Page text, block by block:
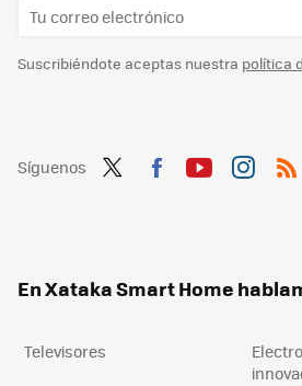
Suscribiéndote aceptas nuestra política
Síguenos
En Xataka Smart Home
Televisores